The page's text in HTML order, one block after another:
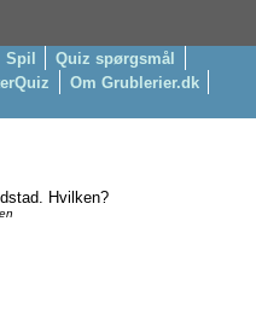
Spil
Quiz spørgsmål
Om Grublerier.dk
Hvilken?